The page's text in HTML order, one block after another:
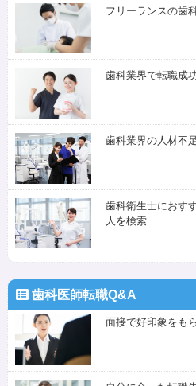
フリーランスの歯
歯科業界で転職成
歯科業界の人材不
歯科衛生士におす
人を検索
歯科医師転職Q&A
面接で好印象をも